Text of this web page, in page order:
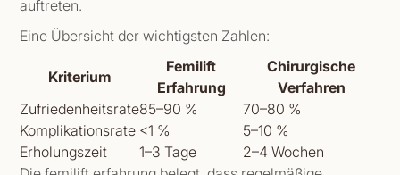
auftreten.
Eine Übersicht der wichtigsten Zahlen:
Kriterium
Femilift
Erfahrung
Chirurgische
Verfahren
Zufriedenheitsrate85–90 %
70–80 %
Komplikationsrate <1 %
5–10 %
Erholungszeit
1–3 Tage
2–4 Wochen